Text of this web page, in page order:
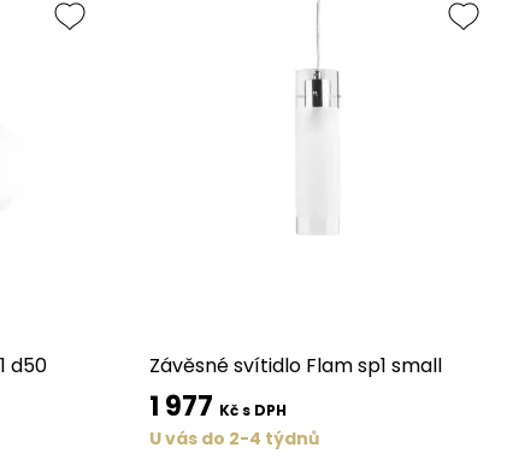
d50 Závěsné svítidlo Flam sp1 small
1 977 Kč s DPH
U vás do 2-4 týdnů